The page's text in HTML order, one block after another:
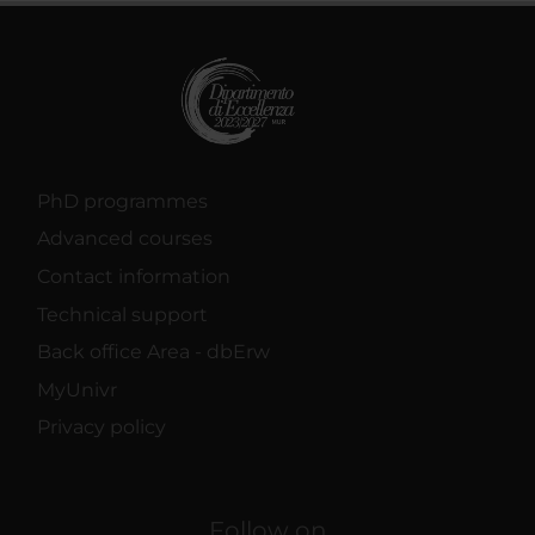
PhD programmes
Advanced courses
Contact information
Technical support
Back office Area - dbErw
MyUnivr
Privacy policy